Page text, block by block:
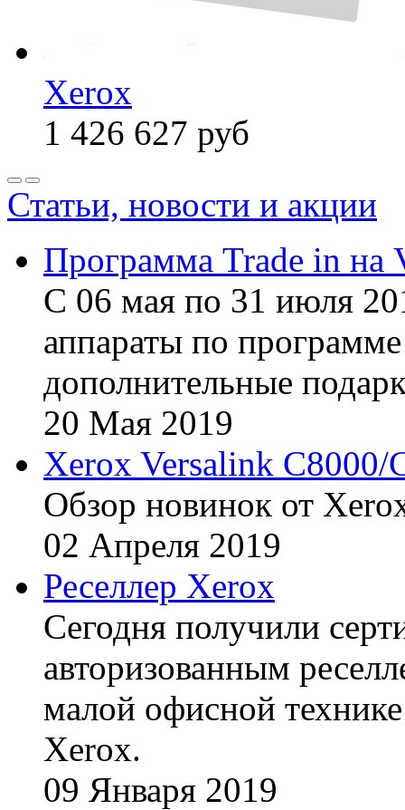
Xerox
1 426 627 руб
Статьи, новости и акции
Программа Trade in на
С 06 мая по 31 июля
аппараты по
дополнительные
20 Мая 2019
Xerox Versalink C8000/
Обзор новинок от
02 Апреля 2019
Реселлер Xerox
Сегодня получили
авторизованным
малой офисной
Xerox.
09 Января 2019